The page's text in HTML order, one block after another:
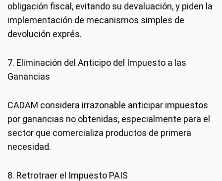
obligación fiscal, evitando su devaluación, y piden la
implementación de mecanismos simples de
devolución exprés.
7. Eliminación del Anticipo del Impuesto a las
Ganancias
CADAM considera irrazonable anticipar impuestos
por ganancias no obtenidas, especialmente para el
sector que comercializa productos de primera
necesidad.
8. Retrotraer el Impuesto PAIS